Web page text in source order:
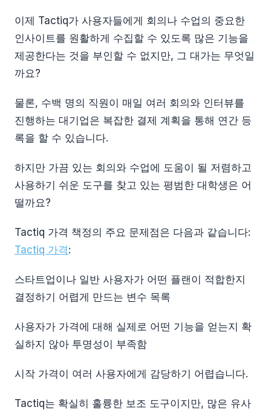
이제 Tactiq가 사용자들에게 회의나 수업의 중요한
인사이트를 원활하게 수집할 수 있도록 많은 기능을
제공한다는 것을 부인할 수 없지만, 그 대가는 무엇일
까요?
물론, 수백 명의 직원이 매일 여러 회의와 인터뷰를
진행하는 대기업은 복잡한 결제 계획을 통해 연간 등
록을 할 수 있습니다.
하지만 가끔 있는 회의와 수업에 도움이 될 저렴하고
사용하기 쉬운 도구를 찾고 있는 평범한 대학생은 어
떨까요?
Tactiq 가격 책정의 주요 문제점은 다음과 같습니다:
Tactiq 가격:
스타트업이나 일반 사용자가 어떤 플랜이 적합한지
결정하기 어렵게 만드는 변수 목록
사용자가 가격에 대해 실제로 어떤 기능을 얻는지 확
실하지 않아 투명성이 부족함
시작 가격이 여러 사용자에게 감당하기 어렵습니다.
Tactiq는 확실히 훌륭한 보조 도구이지만, 많은 유사